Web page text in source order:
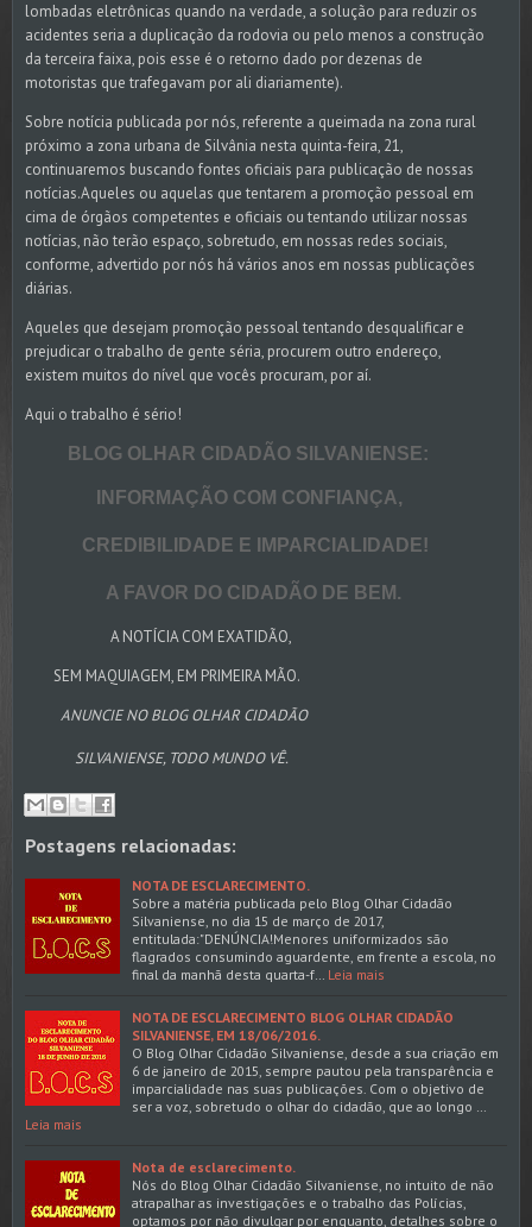
lombadas eletrônicas quando na verdade, a solução para reduzir os
acidentes seria a duplicação da rodovia ou pelo menos a construção
da terceira faixa, pois esse é o retorno dado por dezenas de
motoristas que trafegavam por ali diariamente).
Sobre notícia publicada por nós, referente a queimada na zona rural
próximo a zona urbana de Silvânia nesta quinta-feira, 21,
continuaremos buscando fontes oficiais para publicação de nossas
notícias.Aqueles ou aquelas que tentarem a promoção pessoal em
cima de órgãos competentes e oficiais ou tentando utilizar nossas
notícias, não terão espaço, sobretudo, em nossas redes sociais,
conforme, advertido por nós há vários anos em nossas publicações
diárias.
Aqueles que desejam promoção pessoal tentando desqualificar e
prejudicar o trabalho de gente séria, procurem outro endereço,
existem muitos do nível que vocês procuram, por aí.
Aqui o trabalho é sério!
BLOG OLHAR CIDADÃO SILVANIENSE:
INFORMAÇÃO COM CONFIANÇA,
CREDIBILIDADE E IMPARCIALIDADE!
A FAVOR DO CIDADÃO DE BEM.
A NOTÍCIA COM EXATIDÃO,
SEM MAQUIAGEM, EM PRIMEIRA MÃO.
ANUNCIE NO BLOG OLHAR CIDADÃO
SILVANIENSE, TODO MUNDO VÊ.
Postagens relacionadas:
NOTA DE ESCLARECIMENTO.
Sobre a matéria publicada pelo Blog Olhar Cidadão
Silvaniense, no dia 15 de março de 2017,
entitulada:"DENÚNCIA!Menores uniformizados são
flagrados consumindo aguardente, em frente a escola, no
final da manhã desta quarta-f… Leia mais
NOTA DE ESCLARECIMENTO BLOG OLHAR CIDADÃO
SILVANIENSE, EM 18/06/2016.
O Blog Olhar Cidadão Silvaniense, desde a sua criação em
6 de janeiro de 2015, sempre pautou pela transparência e
imparcialidade nas suas publicações. Com o objetivo de
ser a voz, sobretudo o olhar do cidadão, que ao longo …
Leia mais
Nota de esclarecimento.
Nós do Blog Olhar Cidadão Silvaniense, no intuito de não
atrapalhar as investigações e o trabalho das Polícias,
optamos por não divulgar por enquanto, detalhes sobre o